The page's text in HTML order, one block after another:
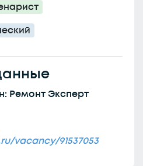
Ремонт Эксперт
vacancy/91537053